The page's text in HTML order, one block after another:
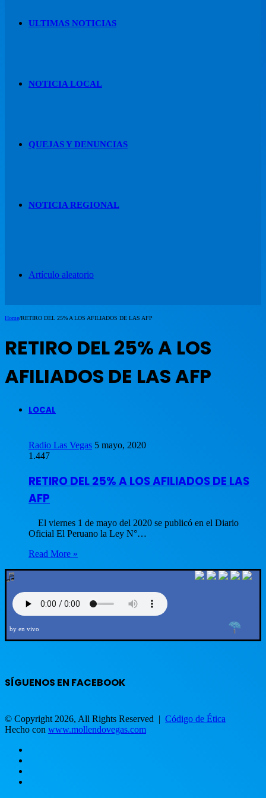
ULTIMAS NOTICIAS
NOTICIA LOCAL
QUEJAS Y DENUNCIAS
NOTICIA REGIONAL
Artículo aleatorio
Home/RETIRO DEL 25% A LOS AFILIADOS DE LAS AFP
RETIRO DEL 25% A LOS
AFILIADOS DE LAS AFP
LOCAL
Radio Las Vegas 5 mayo, 2020
1.447
RETIRO DEL 25% A LOS AFILIADOS DE LAS
AFP
El viernes 1 de mayo del 2020 se publicó en el Diario
Oficial El Peruano la Ley N°…
Read More »
by en vivo
SÍGUENOS EN FACEBOOK
© Copyright 2026, All Rights Reserved | Código de Ética
Hecho con www.mollendovegas.com